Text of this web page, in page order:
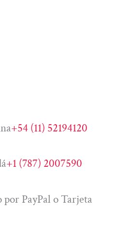
+54 (11) 52194120
+1 (787) 2007590
PayPal o Tarjeta